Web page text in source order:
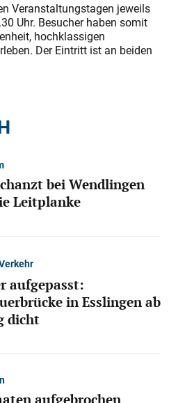
Veranstaltungstagen jeweils
Uhr. Besucher haben somit
hochklassigen
Der Eintritt ist an beiden
bei Wendlingen
Leitplanke
aufgepasst:
in Esslingen ab
dicht
aufgebrochen